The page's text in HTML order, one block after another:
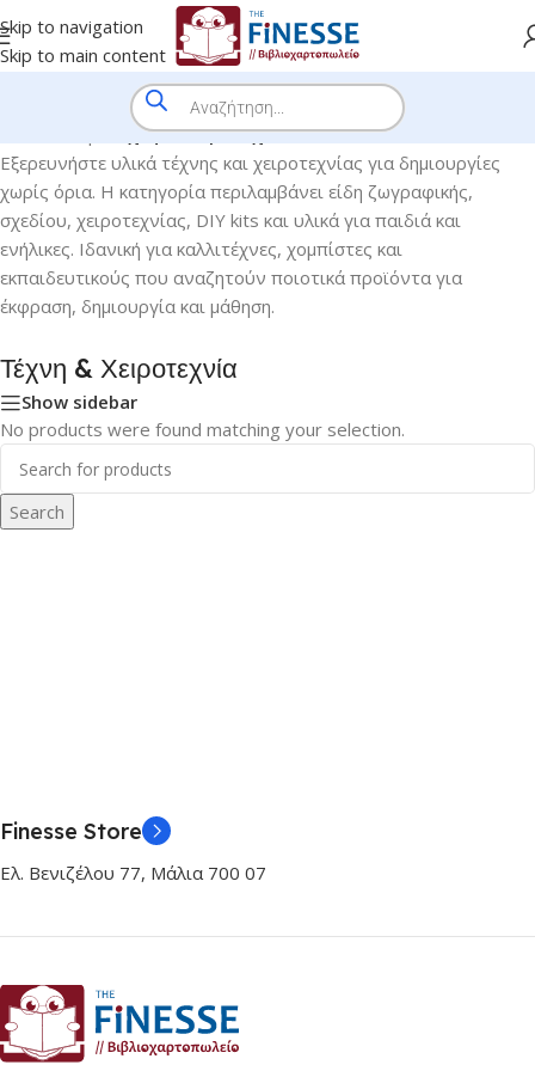
Skip to navigation
Skip to main content
Τέχνη & Χειροτεχνία
Εξερευνήστε υλικά τέχνης και χειροτεχνίας για δημιουργίες
χωρίς όρια. Η κατηγορία περιλαμβάνει είδη ζωγραφικής,
σχεδίου, χειροτεχνίας, DIY kits και υλικά για παιδιά και
ενήλικες. Ιδανική για καλλιτέχνες, χομπίστες και
εκπαιδευτικούς που αναζητούν ποιοτικά προϊόντα για
έκφραση, δημιουργία και μάθηση.
Τέχνη & Χειροτεχνία
Show sidebar
No products were found matching your selection.
Search
Finesse Store
Ελ. Βενιζέλου 77, Μάλια 700 07